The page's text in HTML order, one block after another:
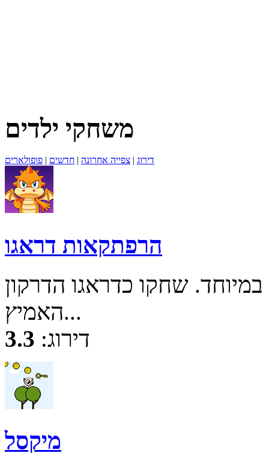
משחקי ילדים
דירוג | צפייה אחרונה | חדשים | פופולארים
הרפתקאות דראגו
שחקו כדראגו הדרקון
האמיץ...
דירוג: 3.3
מיקסל